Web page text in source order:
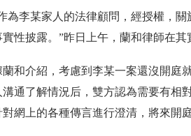
李某家人的法律顧問，經授權，關
性披露。”昨日上午，蘭和律師在
介紹，考慮到李某一案還沒開庭就
溝通了解情況后，雙方認為需要有相
網上的各種傳言進行澄清，將來開